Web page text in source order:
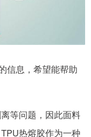
信息，希望能帮助
等问题，因此面料
热熔胶作为一种